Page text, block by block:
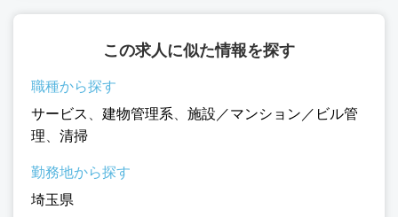
この求人に似た情報を探す
職種から探す
サービス 、 建物管理系、 施設／マンション／ビル管
理、 清掃
勤務地から探す
埼玉県